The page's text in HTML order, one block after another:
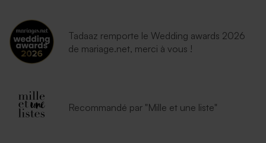
Enveloppe blanche
Tadaaz remporte le Wedding awards 2026
de mariage.net, merci à vous !
Recommandé par "Mille et une liste"